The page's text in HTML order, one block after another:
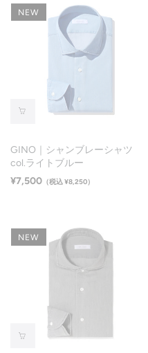
NEW
GINO｜シャンブレーシャツ
col.ライトブルー
¥7,500 （税込 ¥8,250）
NEW